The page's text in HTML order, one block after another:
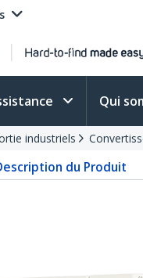
Qui
industriels
du Produit